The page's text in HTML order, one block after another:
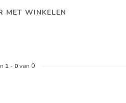
MET WINKELEN
1 - 0van 0